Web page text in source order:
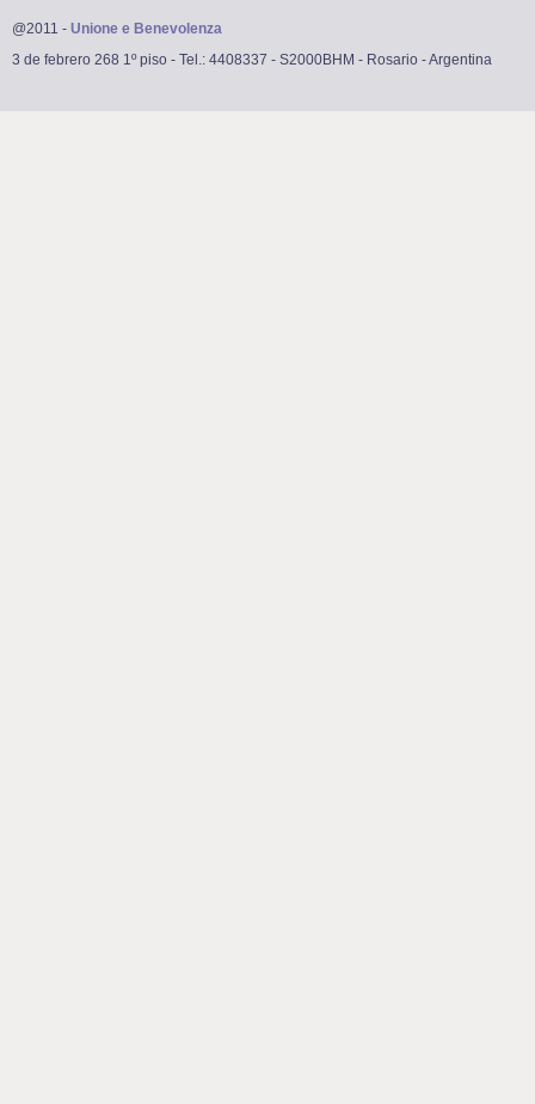
@2011 - Unione e Benevolenza
3 de febrero 268 1º piso - Tel.: 4408337 - S2000BHM - Rosario - Argentina